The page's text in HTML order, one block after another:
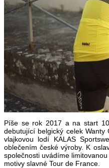
Píše se rok 2017 a na start
debutující belgický celek
vlajkovou lodí KALAS
oblečením české výroby. K
společnosti uvádíme
motivy slavné Tour de France.